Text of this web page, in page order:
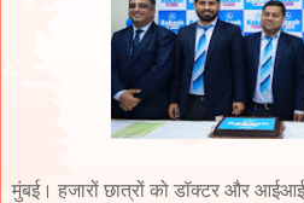
मुंबई। हजारों छात्रों को डॉक्टर और